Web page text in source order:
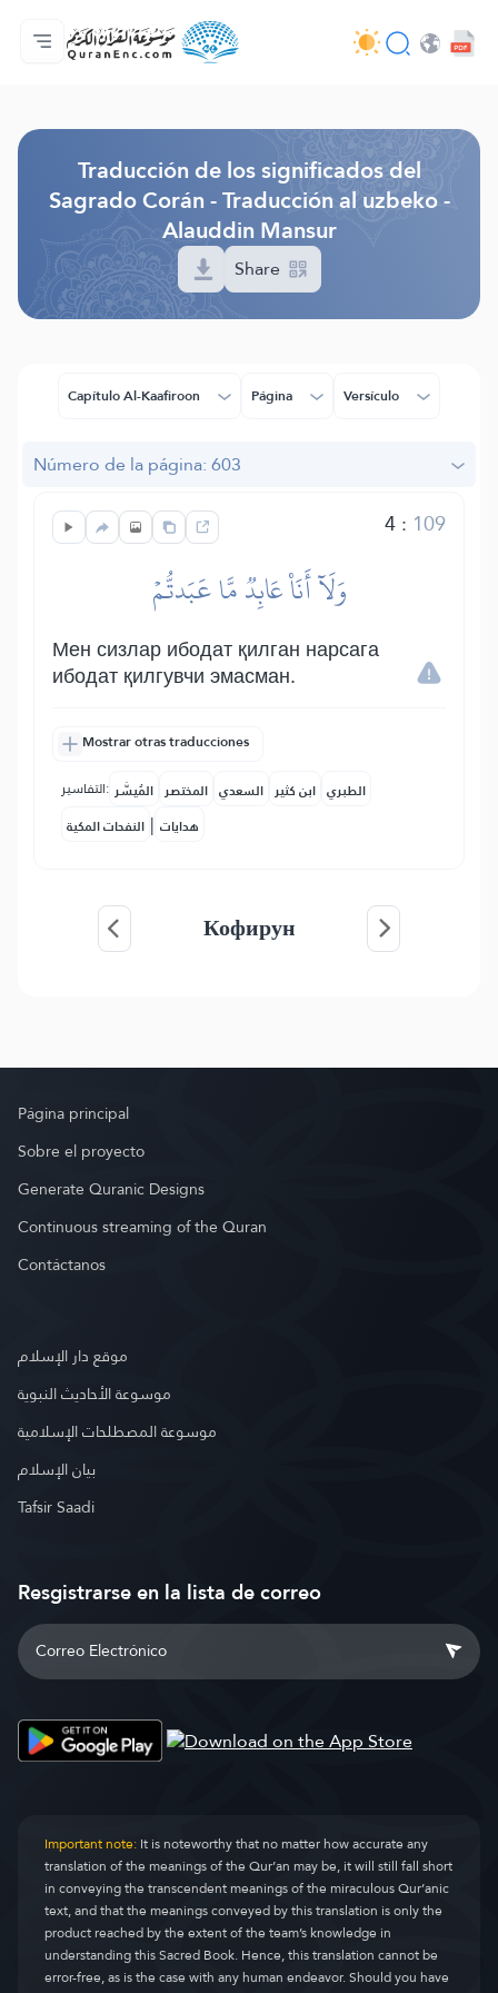
Página principal
Índice de traducciones
Audio
Servicios de desarrolladores - API
Sobre el proyecto
Contáctanos
Idioma
Traducción de los significados del
Sagrado Corán - Traducción al uzbeko -
Alauddin Mansur
Share
Capítulo Al-Kaafiroon Página Versículo
Número de la página: 603
4: 109
وَلَآ أَنَا۠ عَابِدٞ مَّا عَبَدتُّمۡ
Мен сизлар ибодат қилган нарсага
ибодат қилгувчи эмасман.
Mostrar otras traducciones
التفاسير: المُيسَّر المختصر السعدي ابن كثير الطبري
النفحات المكية | هدايات
Кофирун
Página principal
Sobre el proyecto
Generate Quranic Designs
Continuous streaming of the Quran
Contáctanos
موقع دار الإسلام
موسوعة الأحاديث النبوية
موسوعة المصطلحات الإسلامية
بيان الإسلام
Tafsir Saadi
Resgistrarse en la lista de correo
Important note:It is noteworthy that no matter how accurate any
translation of the meanings of the Qur’an may be, it will still fall short
in conveying the transcendent meanings of the miraculous Qur’anic
text, and that the meanings conveyed by this translation is only the
product reached by the extent of the team’s knowledge in
understanding this Sacred Book. Hence, this translation cannot be
error-free, as is the case with any human endeavor. Should you have